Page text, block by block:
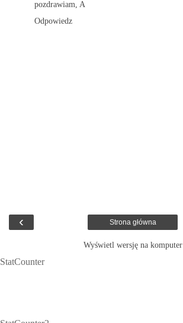
pozdrawiam, A
Odpowiedz
‹ Strona główna
Wyświetl wersję na komputer
StatCounter